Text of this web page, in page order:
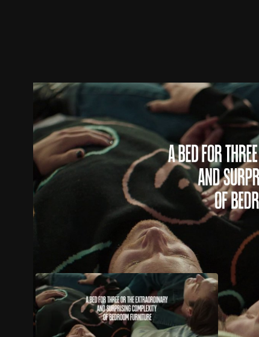
ภาพนิ่ง เนื้อหาที่แนะนำ รายละเอียด